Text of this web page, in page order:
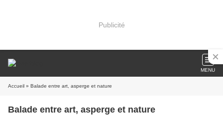
Publicité
MENU
Accueil » Balade entre art, asperge et nature
Balade entre art, asperge et nature